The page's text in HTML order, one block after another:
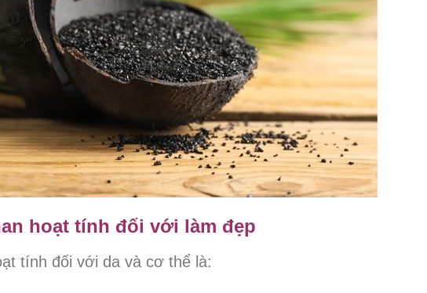
hoạt tính đối với làm đẹp
tính đối với da và cơ thể là: